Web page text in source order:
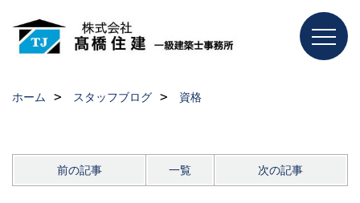
ホーム スタッフブログ 資格
前の記事 一覧 次の記事